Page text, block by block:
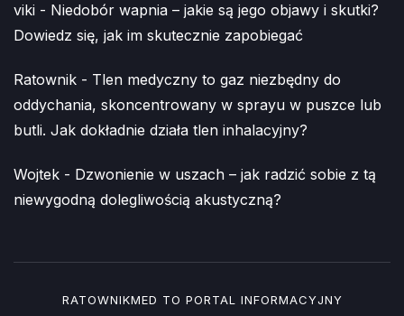
viki - Niedobór wapnia – jakie są jego objawy i skutki?
Dowiedz się, jak im skutecznie zapobiegać
Ratownik - Tlen medyczny to gaz niezbędny do
oddychania, skoncentrowany w sprayu w puszce lub
butli. Jak dokładnie działa tlen inhalacyjny?
Wojtek - Dzwonienie w uszach – jak radzić sobie z tą
niewygodną dolegliwością akustyczną?
RATOWNIKMED TO PORTAL INFORMACYJNY